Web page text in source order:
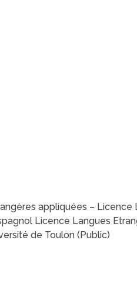
appliquées – Licence
Licence Langues
de Toulon (Public)